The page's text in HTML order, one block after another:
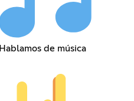
Hablamos de música